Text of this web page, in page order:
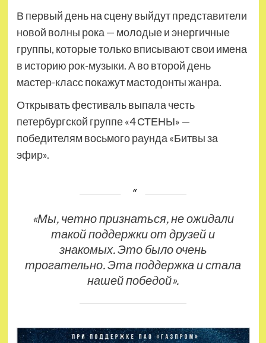
В первый день на сцену выйдут представители
новой волны рока — молодые и энергичные
группы, которые только вписывают свои имена
в историю рок-музыки. А во второй день
мастер-класс покажут мастодонты жанра.
Открывать фестиваль выпала честь
петербургской группе «4 СТЕНЫ» —
победителям восьмого раунда «Битвы за
эфир».
«Мы, четно признаться, не ожидали
такой поддержки от друзей и
знакомых. Это было очень
трогательно. Эта поддержка и стала
нашей победой».